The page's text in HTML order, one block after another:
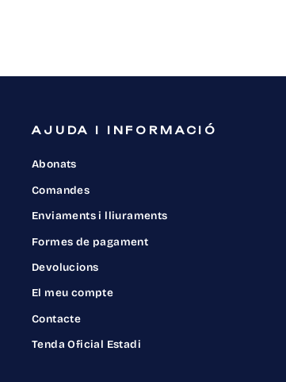
AJUDA I INFORMACIÓ
Abonats
Comandes
Enviaments i lliuraments
Formes de pagament
Devolucions
El meu compte
Contacte
Tenda Oficial Estadi